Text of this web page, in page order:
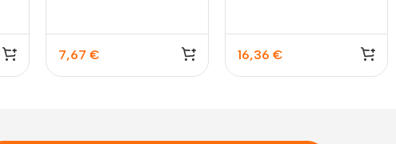
7,67 € 16,36 €